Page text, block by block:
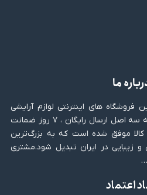
ما
فروشگاه های اینترنتی لوازم آرایشی
بهداشتی و زیبایی با پایبندی به سه اصل ارسال رایگان ، ۷ روز ضمانت
موفق شده است که به بزرگ‌ترین
و زیبایی در ایران تبدیل شود.مشتری
اعتماد